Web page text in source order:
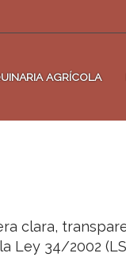
AGRÍCOLA
clara,
34/2002